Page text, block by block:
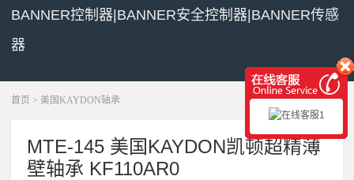
BANNER控制器|BANNER安全控制器|BANNER传感
器
展开菜单
首页 > 美国KAYDON轴承
MTE-145 美国KAYDON凯顿超精薄
壁轴承 KF110AR0